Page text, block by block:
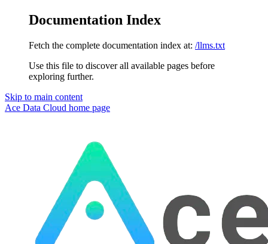
Documentation Index
Fetch the complete documentation index at: /llms.txt
Use this file to discover all available pages before
exploring further.
Skip to main content
Ace Data Cloud home page